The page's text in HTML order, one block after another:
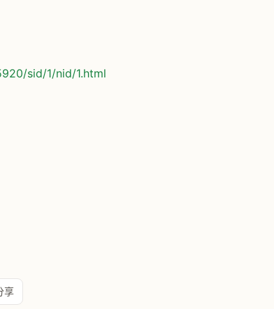
sid/1/nid/1.html
享